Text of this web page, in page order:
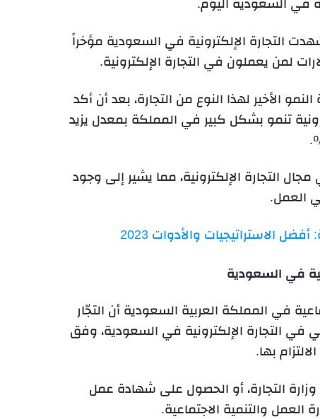
في السعودية اليوم.
التجارة الإلكترونية في السعودية مؤخراً
لمن يعملون في التجارة الإلكترونية.
الأخير لهذا النوع من التجارة، بعد أن أكد
تنمو بشكل كبير في المملكة بمعدل يزيد
التجارة الإلكترونية، مما يشير إلى وجود
العمل.
الاستراتيجيات والأدوات 2023
في السعودية
في المملكة العربية السعودية أن التجّار
في التجارة الإلكترونية في السعودية، وفق
بها.
التجارة، أو الحصول على شهادة عمل
والتنمية الاجتماعية.